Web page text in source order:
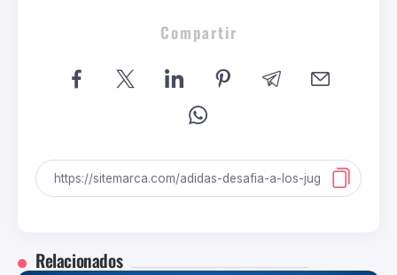
Compartir
Relacionados